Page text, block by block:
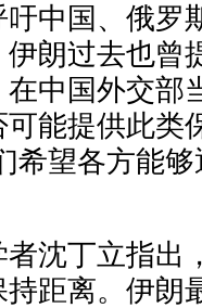
中国、俄罗
朗过去也曾
中国外交部
能提供此类
希望各方能
沈丁立指出
距离。伊朗